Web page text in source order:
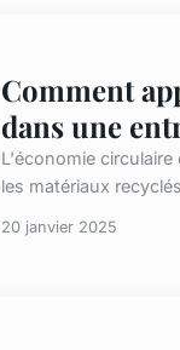
Comment
dans une
L'économie
les matériaux
20 janvier 2025